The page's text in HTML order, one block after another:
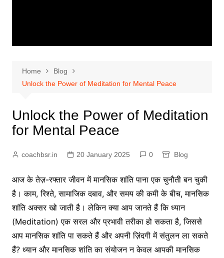
Home
Blog
Unlock the Power of Meditation for Mental Peace
Unlock the Power of Meditation
for Mental Peace
coachbsr.in 20 January 2025 0 Blog
आज के तेज़-रफ्तार जीवन में मानसिक शांति पाना एक चुनौती बन चुकी
है। काम, रिश्ते, सामाजिक दबाव, और समय की कमी के बीच, मानसिक
शांति अक्सर खो जाती है। लेकिन क्या आप जानते हैं कि ध्यान
(Meditation) एक सरल और प्रभावी तरीका हो सकता है, जिससे
आप मानसिक शांति पा सकते हैं और अपनी ज़िंदगी में संतुलन ला सकते
हैं? ध्यान और मानसिक शांति का संयोजन न केवल आपकी मानसिक